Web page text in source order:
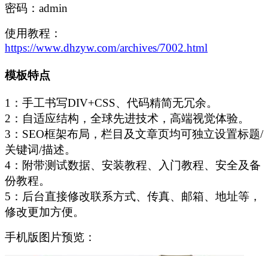
密码：admin
使用教程：
https://www.dhzyw.com/archives/7002.html
模板特点
1：手工书写DIV+CSS、代码精简无冗余。
2：自适应结构，全球先进技术，高端视觉体验。
3：SEO框架布局，栏目及文章页均可独立设置标题/
关键词/描述。
4：附带测试数据、安装教程、入门教程、安全及备
份教程。
5：后台直接修改联系方式、传真、邮箱、地址等，
修改更加方便。
手机版图片预览：